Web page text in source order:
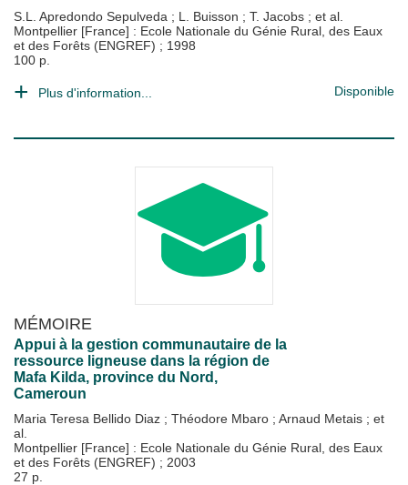
S.L. Apredondo Sepulveda ; L. Buisson ; T. Jacobs ; et al.
Montpellier [France] : Ecole Nationale du Génie Rural, des Eaux
et des Forêts (ENGREF) ; 1998
100 p.
Plus d'information... Disponible
MÉMOIRE
Appui à la gestion communautaire de la
ressource ligneuse dans la région de
Mafa Kilda, province du Nord,
Cameroun
Maria Teresa Bellido Diaz ; Théodore Mbaro ; Arnaud Metais ; et
al.
Montpellier [France] : Ecole Nationale du Génie Rural, des Eaux
et des Forêts (ENGREF) ; 2003
27 p.